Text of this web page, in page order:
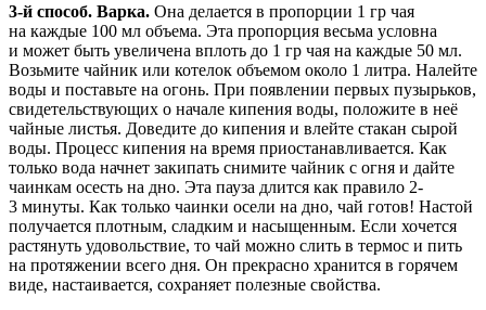
3-й способ. Варка. Она делается в пропорции 1 гр чая
на каждые 100 мл объема. Эта пропорция весьма условна
и может быть увеличена вплоть до 1 гр чая на каждые 50 мл.
Возьмите чайник или котелок объемом около 1 литра. Налейте
воды и поставьте на огонь. При появлении первых пузырьков,
свидетельствующих о начале кипения воды, положите в неё
чайные листья. Доведите до кипения и влейте стакан сырой
воды. Процесс кипения на время приостанавливается. Как
только вода начнет закипать снимите чайник с огня и дайте
чаинкам осесть на дно. Эта пауза длится как правило 2-
3 минуты. Как только чаинки осели на дно, чай готов! Настой
получается плотным, сладким и насыщенным. Если хочется
растянуть удовольствие, то чай можно слить в термос и пить
на протяжении всего дня. Он прекрасно хранится в горячем
виде, настаивается, сохраняет полезные свойства.